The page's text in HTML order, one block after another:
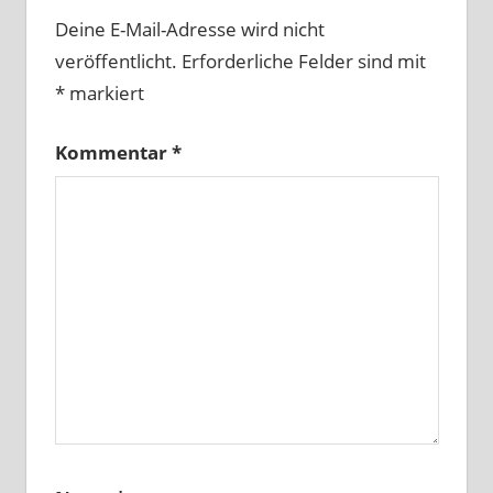
Deine E-Mail-Adresse wird nicht
veröffentlicht. Erforderliche Felder sind mit
*markiert
Kommentar*